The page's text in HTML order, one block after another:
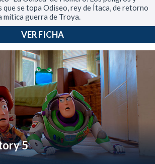
que se topa Odiseo, rey de Ítaca, de retorno
mítica guerra de Troya.
VER FICHA
5